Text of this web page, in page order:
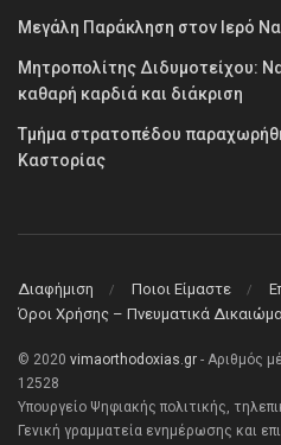
Μεγάλη Παράκληση στον Ιερό
Μητροπολίτης Διδυμοτείχου:
καθαρή καρδιά και διάκριση
Τμήμα στρατοπέδου
Καστορίας
Διαφήμιση Ποιοι Είμαστε
Όροι Χρήσης – Πνευματικά
© 2020 vimaorthodoxias.gr - Αριθμός
12528
Υπουργείο Ψηφιακής πολιτικής,
Γενική γραμματεία ενημέρωσης και